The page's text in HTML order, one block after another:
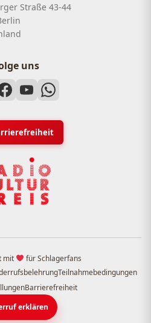
Straße 43-44
uns
mit
für Schlagerfans
Teilnahmebedingungen
Barrierefreiheit
erklären